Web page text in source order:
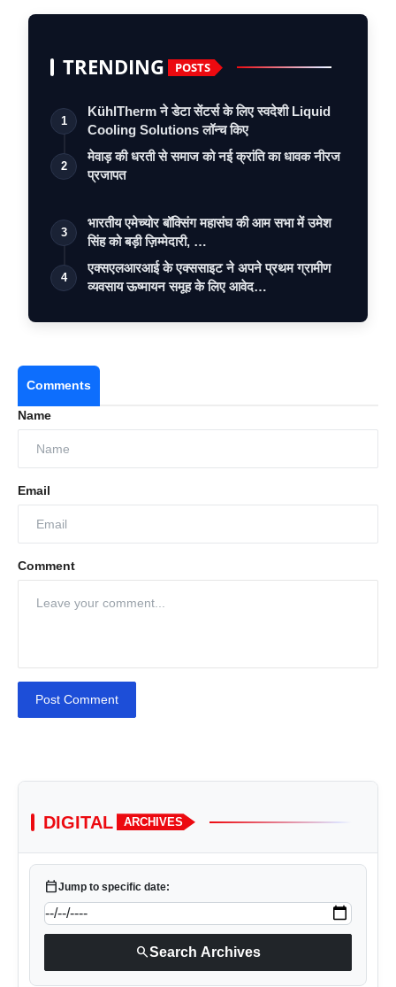
TRENDING POSTS
1
KühlTherm ने डेटा सेंटर्स के लिए स्वदेशी Liquid
Cooling Solutions लॉन्च किए
2
मेवाड़ की धरती से समाज को नई क्रांति का धावक नीरज
प्रजापत
3
भारतीय एमेच्योर बॉक्सिंग महासंघ की आम सभा में उमेश
सिंह को बड़ी ज़िम्मेदारी, …
4
एक्सएलआरआई के एक्ससाइट ने अपने प्रथम ग्रामीण
व्यवसाय ऊष्मायन समूह के लिए आवेद…
Comments
Name
Email
Comment
Post Comment
DIGITAL ARCHIVES
calendar_todayJump to specific date:
searchSearch Archives